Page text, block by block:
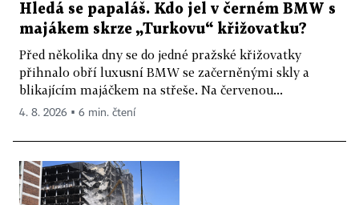
Hledá se papaláš. Kdo jel v černém BMW s
majákem skrze „Turkovu“ křižovatku?
Před několika dny se do jedné pražské křižovatky
přihnalo obří luxusní BMW se začerněnými skly a
blikajícím majáčkem na střeše. Na červenou...
4. 8. 2026 ▪ 6 min. čtení